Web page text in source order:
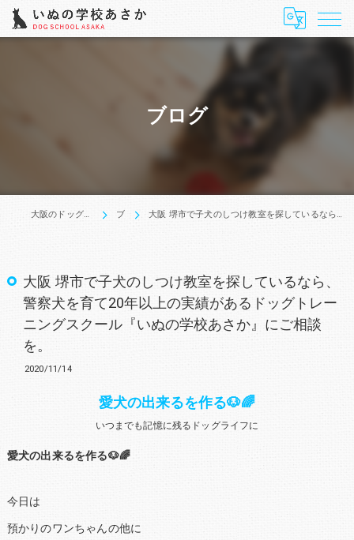
ブログ
大阪のドッグトレーニングはいぬの学校あさか ブログ 大阪 堺市で子犬のしつけ教室を探しているなら、警察犬を育て20年以上の実績があるドッグトレーニングスクール『いぬの学校あさか』にご相談を。
大阪 堺市で子犬のしつけ教室を探しているなら、
警察犬を育て20年以上の実績があるドッグトレー
ニングスクール『いぬの学校あさか』にご相談
を。
2020/11/14
愛犬の出来るを作る🐶🌈
いつまでも記憶に残るドッグライフに
愛犬の出来るを作る🐶🌈
今日は
預かりのワンちゃんの他に